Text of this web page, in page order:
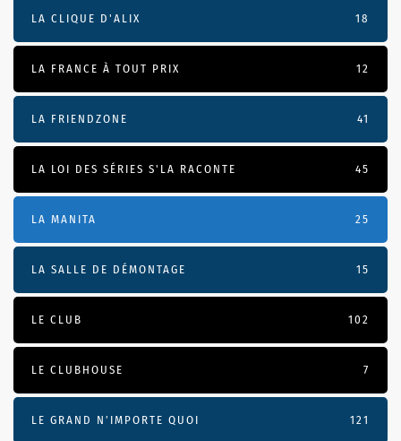
LA CLIQUE D'ALIX 18
LA FRANCE À TOUT PRIX 12
LA FRIENDZONE 41
LA LOI DES SÉRIES S'LA RACONTE 45
LA MANITA 25
LA SALLE DE DÉMONTAGE 15
LE CLUB 102
LE CLUBHOUSE 7
LE GRAND N’IMPORTE QUOI 121